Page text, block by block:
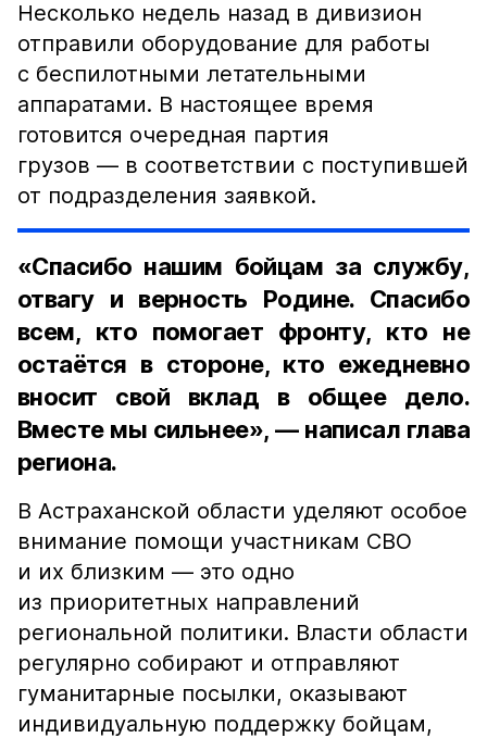
Несколько недель назад в дивизион
отправили оборудование для работы
с беспилотными летательными
аппаратами. В настоящее время
готовится очередная партия
грузов — в соответствии с поступившей
от подразделения заявкой.
«Спасибо нашим бойцам за службу,
отвагу и верность Родине. Спасибо
всем, кто помогает фронту, кто не
остаётся в стороне, кто ежедневно
вносит свой вклад в общее дело.
Вместе мы сильнее», — написал глава
региона.
В Астраханской области уделяют особое
внимание помощи участникам СВО
и их близким — это одно
из приоритетных направлений
региональной политики. Власти области
регулярно собирают и отправляют
гуманитарные посылки, оказывают
индивидуальную поддержку бойцам,